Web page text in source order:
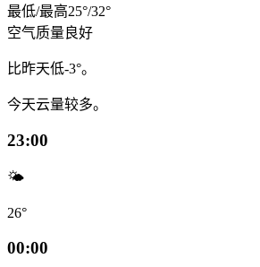
最低/最高25°/32°
空气质量 良好
比昨天低-3°。
今天云量较多。
23:00
🌤️
26°
00:00